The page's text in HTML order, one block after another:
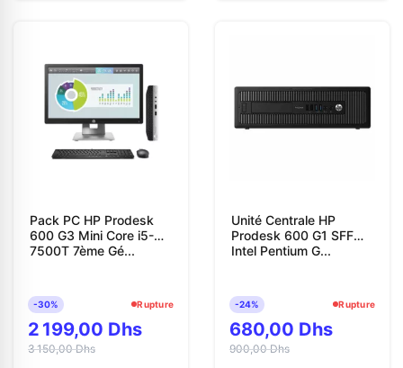
Pack PC HP Prodesk
600 G3 Mini Core i5-
7500T 7ème Gé...
-30% Rupture
2 199,00 Dhs
3 150,00 Dhs
Unité Centrale HP
Prodesk 600 G1 SFF
Intel Pentium G...
-24% Rupture
680,00 Dhs
900,00 Dhs